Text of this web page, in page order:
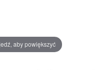
aby powiększyć